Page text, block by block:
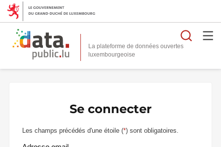
La plateforme de données ouvertes
Se connecter
Les champs précédés d'une étoile (*) sont obligatoires.